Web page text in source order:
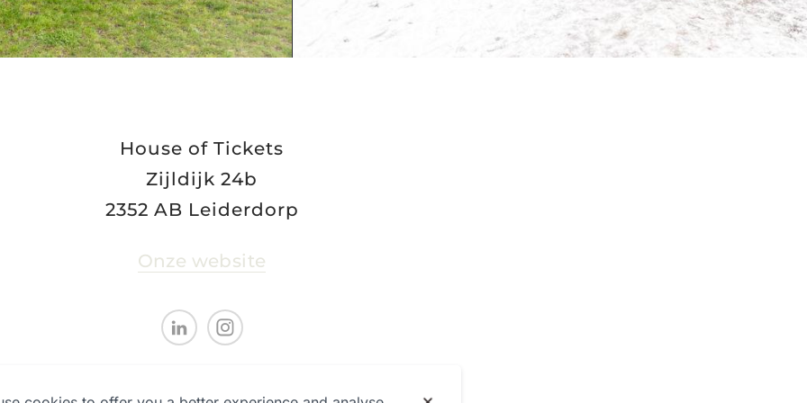
House of Tickets
Zijldijk 24b
2352 AB Leiderdorp
Onze website